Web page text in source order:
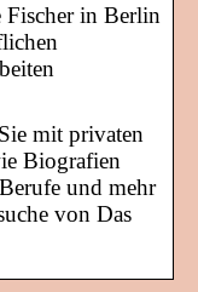
in Berlin
mit privaten
Biografien
und mehr
von Das